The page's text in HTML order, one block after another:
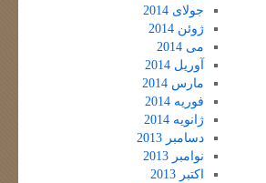
جولای 2014
ژوئن 2014
می 2014
آوریل 2014
مارس 2014
فوریه 2014
ژانویه 2014
دسامبر 2013
نوامبر 2013
اکتبر 2013